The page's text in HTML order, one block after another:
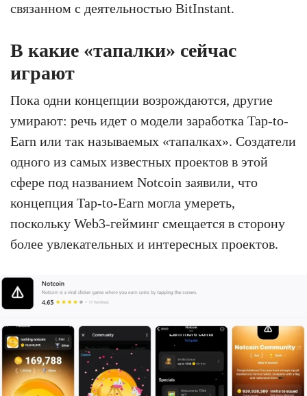
связанном с деятельностью BitInstant.
В какие «тапалки» сейчас
играют
Пока одни концепции возрождаются, другие
умирают: речь идет о модели заработка Tap-to-
Earn или так называемых «тапалках». Создатели
одного из самых известных проектов в этой
сфере под названием Notcoin заявили, что
концепция Tap-to-Earn могла умереть,
поскольку Web3-гейминг смещается в сторону
более увлекательных и интересных проектов.